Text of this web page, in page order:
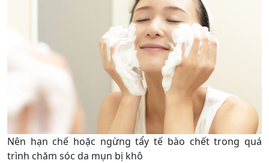
Nên hạn chế hoặc ngừng tẩy tế bào chết trong quá
trình chăm sóc da mụn bị khô